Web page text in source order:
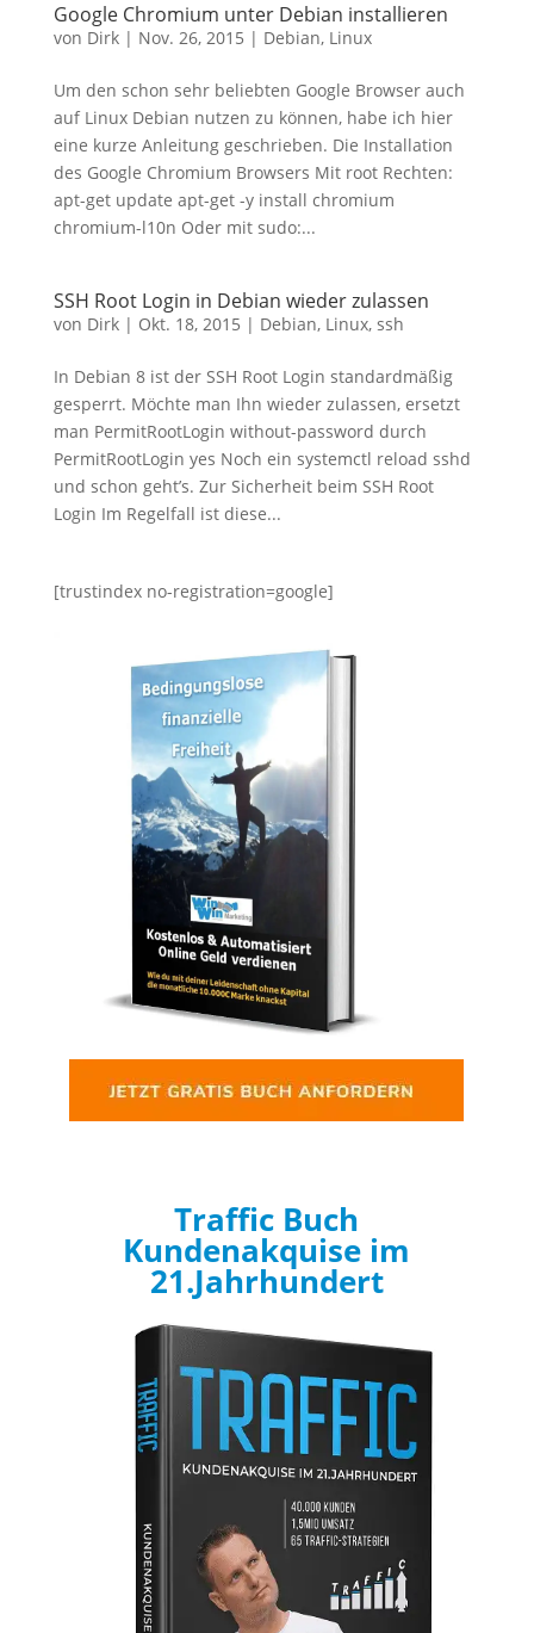
Google Chromium unter Debian installieren
von Dirk| Nov. 26, 2015 | Debian, Linux
Um den schon sehr beliebten Google Browser auch
auf Linux Debian nutzen zu können, habe ich hier
eine kurze Anleitung geschrieben. Die Installation
des Google Chromium Browsers Mit root Rechten:
apt-get update apt-get -y install chromium
chromium-l10n Oder mit sudo:...
SSH Root Login in Debian wieder zulassen
von Dirk| Okt. 18, 2015 | Debian, Linux, ssh
In Debian 8 ist der SSH Root Login standardmäßig
gesperrt. Möchte man Ihn wieder zulassen, ersetzt
man PermitRootLogin without-password durch
PermitRootLogin yes Noch ein systemctl reload sshd
und schon geht’s. Zur Sicherheit beim SSH Root
Login Im Regelfall ist diese...
[trustindex no-registration=google]
Traffic Buch
Kundenakquise im
21.Jahrhundert